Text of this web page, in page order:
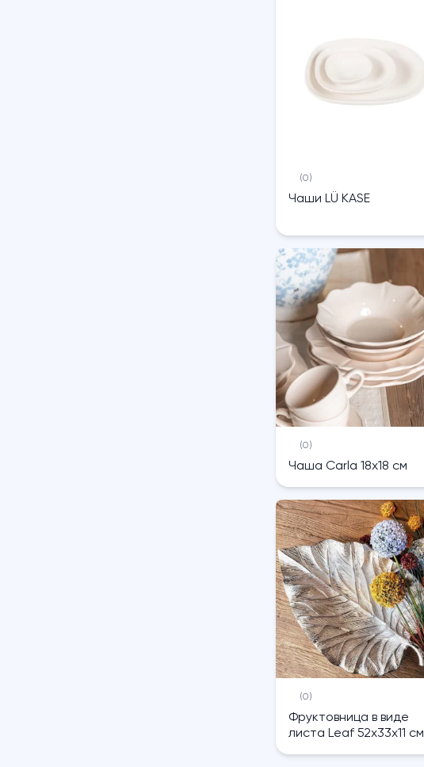
(0)
Чаши LÜ KASE
(0)
Чаша Carla 18х18 см
(0)
Фруктовница в виде
листа Leaf 52х33х11 см